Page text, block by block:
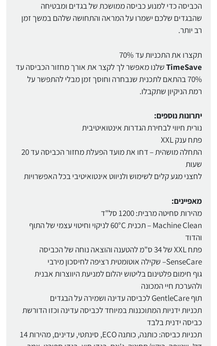
הכביסה כדי למנוע כביסה ממושכת של בגדים ומבטיחה
שהבגדים שלכם ישמרו על המראה והתחושה שלהם במשך זמן
רב יותר.
תקצרו את התכניות עד 70%
TimeSaveשלנו מאפשר לך לקצר את אורך מחזור הכביסה עד
70% בהתאם לתכנית שנבחרה וחוסך זמן מבלי להתפשר על
רמת הניקיון שתקבלו.
יתרונות נוספים:
נורית חיווי לבחירת הגדרות אינטואיטיבית
פתח ענק XXL
התחלה מושהית – דחו את מועד הפעלת מחזור הכביסה עד 20
שעות
לחצני מגע קלים לשימוש ולניווט אינטואיטיבי בכל האפשרויות
מאפיינים:
מהירות סחיטה מרבית: 1200 סל"ד
Machine Clean – תכנית 60°C לניקוי וחיטוי עצמי של התוף
והדוד
פתח XXL של 34 ס"מ להטענה והוצאה נוחה של הכביסה
SenseCare– שקילה אוטומטית רציפה לחיסכון מירבי
גוף חימום פלטינום בליטוש יהלום למניעת היווצרות אבנית
ולהערכת חיי המכונה
תוף GentleCare לכביסה עדינה ושמירה על הבגדים
תכניות ידניות המתוכננות במיוחד לכביסה עדינה וכזו הדורשת
כביסה ידנית בלבד
תכניות כביסה: כותנה, כותנה ECO, סינתטי, עדינים, מהירות 14